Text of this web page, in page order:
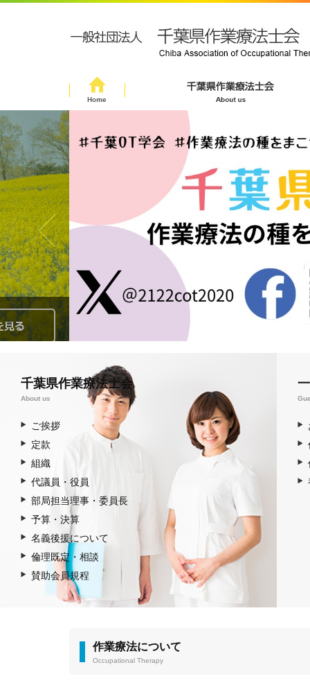
千葉県作業療法士会
About us
ご挨拶
定款
組織
代議員・役員
部局担当理事・委員長
予算・決算
名義後援について
倫理既定・相談
賛助会員規程
作業療法について
Occupational Therapy